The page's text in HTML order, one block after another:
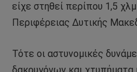
είχε στηθεί περίπου 1,5
Περιφέρειας Δυτικής
Τότε οι αστυνομικές